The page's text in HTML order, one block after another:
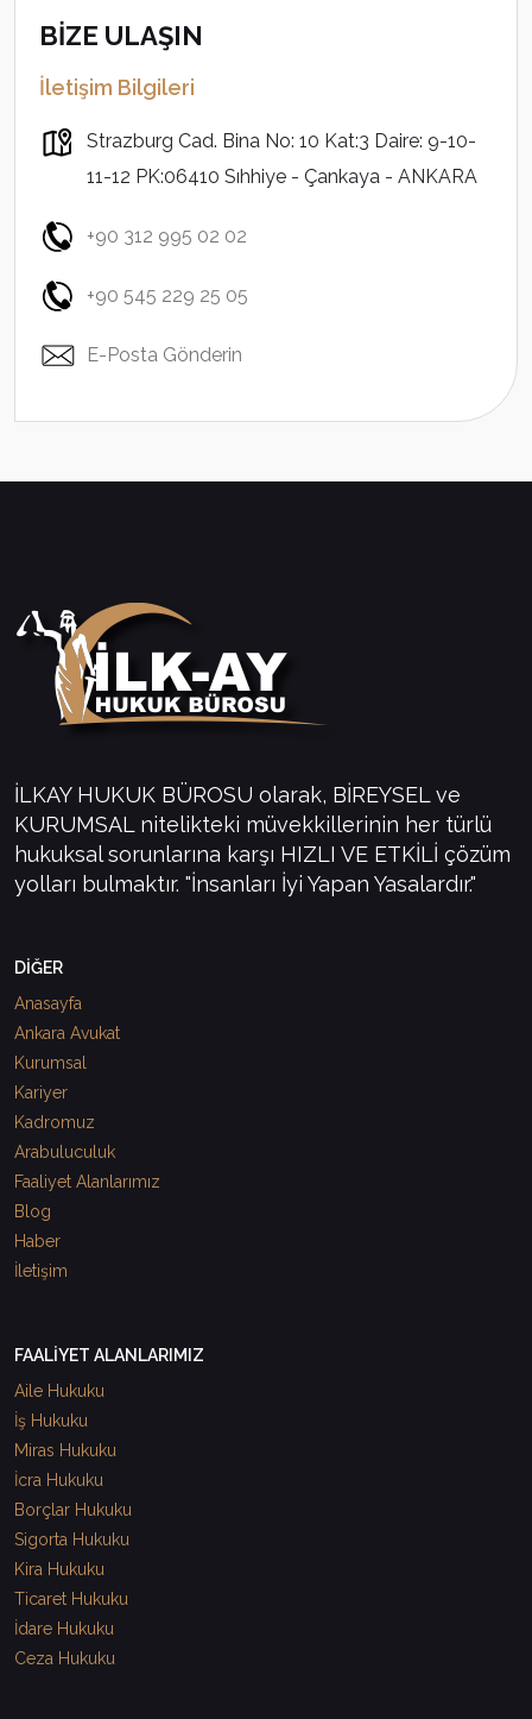
BİZE ULAŞIN
İletişim Bilgileri
Strazburg Cad. Bina No: 10 Kat:3 Daire: 9-10-
11-12 PK:06410 Sıhhiye - Çankaya - ANKARA
+90 312 995 02 02
+90 545 229 25 05
E-Posta Gönderin
İLKAY HUKUK BÜROSU olarak, BİREYSEL ve
KURUMSAL nitelikteki müvekkillerinin her türlü
hukuksal sorunlarına karşı HIZLI VE ETKİLİ çözüm
yolları bulmaktır. "İnsanları İyi Yapan Yasalardır."
DİĞER
Anasayfa
Ankara Avukat
Kurumsal
Kariyer
Kadromuz
Arabuluculuk
Faaliyet Alanlarımız
Blog
Haber
İletişim
FAALİYET ALANLARIMIZ
Aile Hukuku
İş Hukuku
Miras Hukuku
İcra Hukuku
Borçlar Hukuku
Sigorta Hukuku
Kira Hukuku
Ticaret Hukuku
İdare Hukuku
Ceza Hukuku